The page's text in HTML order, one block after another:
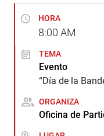
HORA
8:00 AM
TEMA
Evento
“Día de la
ORGANIZA
Oficina de